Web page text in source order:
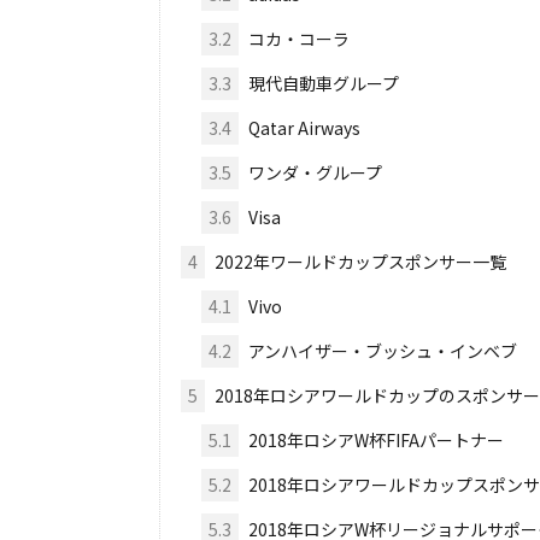
3.2
コカ・コーラ
3.3
現代自動車グループ
3.4
Qatar Airways
3.5
ワンダ・グループ
3.6
Visa
4
2022年ワールドカップスポンサー一覧
4.1
Vivo
4.2
アンハイザー・ブッシュ・インベブ
5
2018年ロシアワールドカップのスポンサ
5.1
2018年ロシアW杯FIFAパートナー
5.2
2018年ロシアワールドカップスポン
5.3
2018年ロシアW杯リージョナルサポ